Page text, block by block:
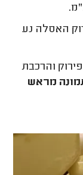
האסלה נע
והרכבת
מראש